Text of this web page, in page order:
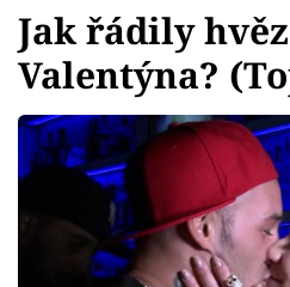
Témata
Showbyznys
Youtubeři
Virály
Jak řádily
Valentýna?